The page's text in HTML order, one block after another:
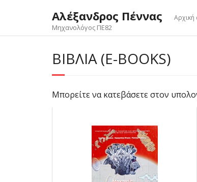
Αλέξανδρος Πέννας
Μηχανολόγος ΠΕ82
Αρχική
ΒΙΒΛΊΑ (E-BOOKS)
Μπορείτε να κατεβάσετε στον